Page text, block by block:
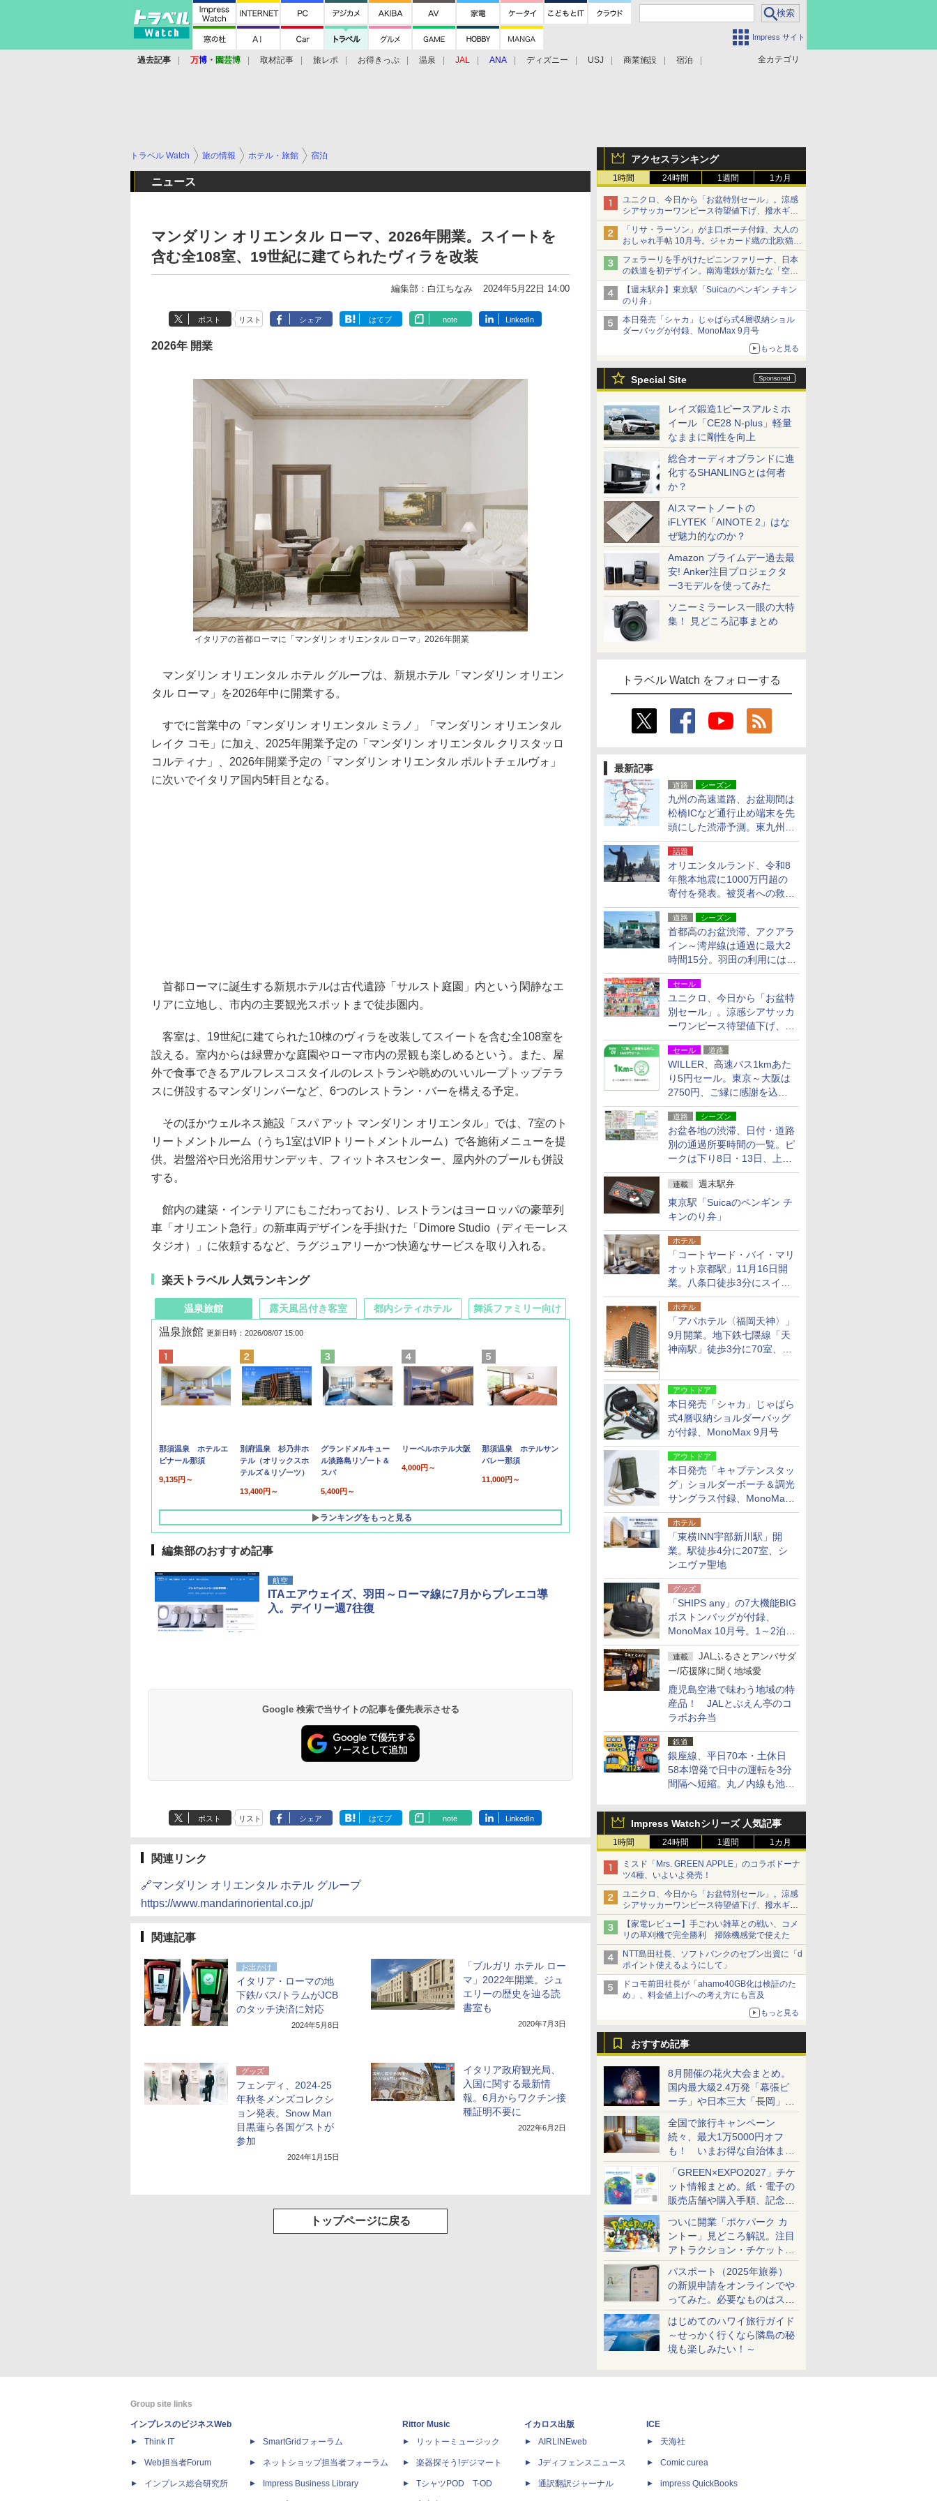
Impress サイト
全カテゴリ
過去記事 万博 ・ 園芸博 取材記事 旅レポ お得きっぷ 温泉 JAL ANA ディズニー USJ 商業施設 宿泊
アクセスランキング
1時間 24時間 1週間 1カ月
ユニクロ、今日から「お盆特別セール」。涼感
シアサッカーワンピース待望値下げ、撥水ギア
ショーツは1990円に
「リサ・ラーソン」がま口ポーチ付録、大人の
おしゃれ手帖 10月号。ジャカード織の北欧猫デ
ザイン
フェラーリを手がけたピニンファリーナ、日本
の鉄道を初デザイン。南海電鉄が新たな「空港
特急」をなにわ筋線へ導入
【週末駅弁】東京駅「Suicaのペンギン チキン
のり弁」
本日発売「シャカ」じゃばら式4層収納ショル
ダーバッグが付録、MonoMax 9月号
もっと見る
Special Site
レイズ鍛造1ピースアルミホ
イール「CE28 N-plus」軽量
なままに剛性を向上
総合オーディオブランドに進
化するSHANLINGとは何者
か？
AIスマートノートの
iFLYTEK「AINOTE 2」はな
ぜ魅力的なのか？
Amazon プライムデー過去最
安! Anker注目プロジェクタ
ー3モデルを使ってみた
ソニーミラーレス一眼の大特
集！ 見どころ記事まとめ
トラベル Watch をフォローする
最新記事
道路 シーズン
九州の高速道路、お盆期間は
松橋ICなど通行止め端末を先
頭にした渋滞予測。東九州道
への迂回は料金調整を実施
話題
オリエンタルランド、令和8
年熊本地震に1000万円超の
寄付を発表。被災者への救援
活動・復旧支援
道路 シーズン
首都高のお盆渋滞、アクアラ
イン～湾岸線は通過に最大2
時間15分。羽田の利用には
「空港西出口」の利用検討を
セール
ユニクロ、今日から「お盆特
別セール」。涼感シアサッカ
ーワンピース待望値下げ、撥
水ギアショーツは1990円に
セール 道路
WILLER、高速バス1kmあた
り5円セール。東京～大阪は
2750円、ご縁に感謝を込め
た20周年記念キャンペーン
道路 シーズン
お盆各地の渋滞、日付・道路
別の通過所要時間の一覧。ピ
ークは下り8日・13日、上り
14日・15日
連載 週末駅弁
東京駅「Suicaのペンギン チ
キンのり弁」
ホテル
「コートヤード・バイ・マリ
オット京都駅」11月16日開
業。八条口徒歩3分にスイー
ト含む全270室、ダイニング
も併設
ホテル
「アパホテル〈福岡天神〉」
9月開業。地下鉄七隈線「天
神南駅」徒歩3分に70室、エ
アウトドア
本日発売「シャカ」じゃばら
式4層収納ショルダーバッグ
が付録、MonoMax 9月号
アウトドア
本日発売「キャプテンスタッ
グ」ショルダーポーチ＆調光
サングラス付録、MonoMax
9月号増刊
ホテル
「東横INN宇部新川駅」開
業。駅徒歩4分に207室、シ
ンエヴァ聖地
グッズ
「SHIPS any」の7大機能BIG
ボストンバッグが付録、
MonoMax 10月号。1～2泊の
荷物、キャリーオンも可能
連載
JALふるさとアンバサダ
ー/応援隊に聞く地域愛
鹿児島空港で味わう地域の特
産品！ JALとぶえん亭のコ
ラボお弁当
鉄道
銀座線、平日70本・土休日
58本増発で日中の運転を3分
間隔へ短縮。丸ノ内線も池袋
Impress Watchシリーズ 人気記事
1時間 24時間 1週間 1カ月
ミスド「Mrs. GREEN APPLE」のコラボドーナ
ツ4種、いよいよ発売！
ユニクロ、今日から「お盆特別セール」。涼感
シアサッカーワンピース待望値下げ、撥水ギア
ショーツは1990円に
【家電レビュー】手ごわい雑草との戦い、コメ
リの草刈機で完全勝利 掃除機感覚で使えた
NTT島田社長、ソフトバンクのセブン出資に「d
ポイント使えるようにして」
ドコモ前田社長が「ahamo40GB化は検証のた
め」、料金値上げへの考え方にも言及
もっと見る
おすすめ記事
8月開催の花火大会まとめ。
国内最大級2.4万発「幕張ビ
ーチ」や日本三大「長岡」な
ど大型イベント目白押し！
全国で旅行キャンペーン
続々、最大1万5000円オフ
も！ いまお得な自治体まと
め
「GREEN×EXPO2027」チケ
ット情報まとめ。紙・電子の
販売店舗や購入手順、記念チ
ケットも解説
ついに開業「ポケパーク カ
ントー」見どころ解説。注目
アトラクション・チケット手
配・来場前に必要な準備は？
パスポート（2025年旅券）
の新規申請をオンラインでや
ってみた。必要なものはスマ
ホとマイナカードのみ
はじめてのハワイ旅行ガイド
～せっかく行くなら隣島の秘
境も楽しみたい！～
トラベル Watch 旅の情報 ホテル・旅館 宿泊
ニュース
マンダリン オリエンタル ローマ、2026年開業。スイートを
含む全108室、19世紀に建てられたヴィラを改装
編集部：白江ちなみ 2024年5月22日 14:00
ポスト リスト シェア はてブ note LinkedIn
2026年 開業
イタリアの首都ローマに「マンダリン オリエンタル ローマ」2026年開業
マンダリン オリエンタル ホテル グループは、新規ホテル「マンダリン オリエン
タル ローマ」を2026年中に開業する。
すでに営業中の「マンダリン オリエンタル ミラノ」「マンダリン オリエンタル
レイク コモ」に加え、2025年開業予定の「マンダリン オリエンタル クリスタッロ
コルティナ」、2026年開業予定の「マンダリン オリエンタル ポルトチェルヴォ」
に次いでイタリア国内5軒目となる。
首都ローマに誕生する新規ホテルは古代遺跡「サルスト庭園」内という閑静なエ
リアに立地し、市内の主要観光スポットまで徒歩圏内。
客室は、19世紀に建てられた10棟のヴィラを改装してスイートを含む全108室を
設える。室内からは緑豊かな庭園やローマ市内の景観も楽しめるという。また、屋
外で食事できるアルフレスコスタイルのレストランや眺めのいいループトップテラ
スに併設するマンダリンバーなど、6つのレストラン・バーを構える予定。
そのほかウェルネス施設「スパ アット マンダリン オリエンタル」では、7室のト
リートメントルーム（うち1室はVIPトリートメントルーム）で各施術メニューを提
供。岩盤浴や日光浴用サンデッキ、フィットネスセンター、屋内外のプールも併設
する。
館内の建築・インテリアにもこだわっており、レストランはヨーロッパの豪華列
車「オリエント急行」の新車両デザインを手掛けた「Dimore Studio（ディモーレス
タジオ）」に依頼するなど、ラグジュアリーかつ快適なサービスを取り入れる。
楽天トラベル 人気ランキング
温泉旅館
温泉旅館 更新日時：2026/08/07 15:00
那須温泉 ホテルエ
ピナール那須
9,135円～
別府温泉 杉乃井ホ
テル（オリックスホ
テルズ＆リゾーツ）
13,400円～
グランドメルキュー
ル淡路島リゾート＆
スパ
5,400円～
リーベルホテル大阪
4,000円～
那須温泉 ホテルサン
バレー那須
11,000円～
ランキングをもっと見る
露天風呂付き客室
10,450円～
19,541円～
都内シティホテル 舞浜ファミリー向け
7,950円～
5,758円～
編集部のおすすめ記事
航空
ITAエアウェイズ、羽田～ローマ線に7月からプレエコ導
入。デイリー週7往復
Google 検索で当サイトの記事を優先表示させる
ポスト リスト シェア はてブ note LinkedIn
関連リンク
🔗マンダリン オリエンタル ホテル グループ
https://www.mandarinoriental.co.jp/
関連記事
お出かけ
イタリア・ローマの地
下鉄/バス/トラムがJCB
のタッチ決済に対応
2024年5月8日
「ブルガリ ホテル ロー
マ」2022年開業。ジュ
エリーの歴史を辿る読
書室も
2020年7月3日
グッズ
フェンディ、2024-25
年秋冬メンズコレクシ
ョン発表。Snow Man
目黒蓮ら各国ゲストが
参加
2024年1月15日
イタリア政府観光局、
入国に関する最新情
報。6月からワクチン接
種証明不要に
2022年6月2日
トップページに戻る
Group site links
インプレスのビジネスWeb
Think IT
Web担当者Forum
インプレス総合研究所
SmartGridフォーラム
ネットショップ担当者フォーラム
Impress Business Library
Rittor Music
リットーミュージック
楽器探そう!デジマート
TシャツPOD T-OD
イカロス出版
AIRLINEweb
Jディフェンスニュース
通訳翻訳ジャーナル
ICE
天海社
Comic curea
impress QuickBooks